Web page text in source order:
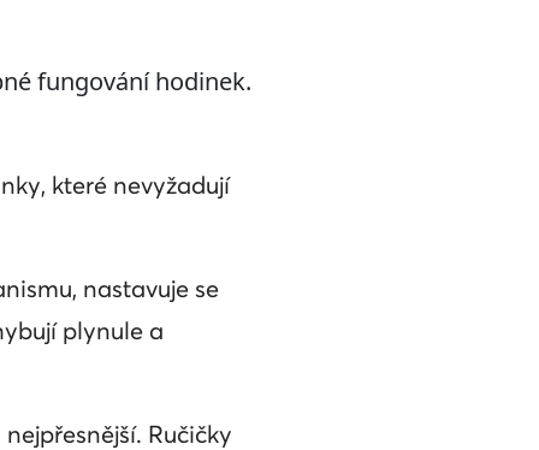
fungování hodinek.
které nevyžadují
nastavuje se
plynule a
Ručičky